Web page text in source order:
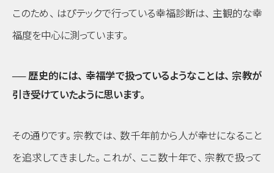
このため 、 はぴテックで行っている幸福診断は、 主観的な幸
福度を中心に測っています。
── 歴史的には、 幸福学で扱っているようなことは、 宗教が
引き受けていたように思います。
その通りです。 宗教では、 数千年前から人が幸せになること
を追求してきました。 これが、 ここ数十年で、 宗教で扱って